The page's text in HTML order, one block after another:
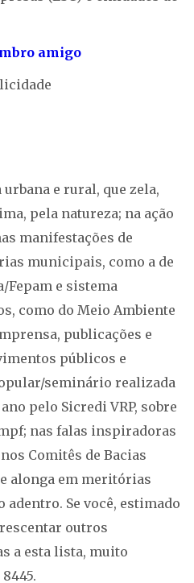
amigo
urbana e rural, que zela,
pela natureza; na ação
manifestações de
municipais, como a de
Fepam e sistema
como do Meio Ambiente
publicações e
públicos e
seminário realizada
pelo Sicredi VRP, sobre
nas falas inspiradoras
Comitês de Bacias
alonga em meritórias
Se você, estimado
outros
a esta lista, muito